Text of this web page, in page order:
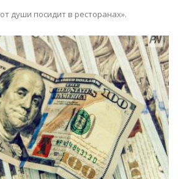
души посидит в ресторанах».